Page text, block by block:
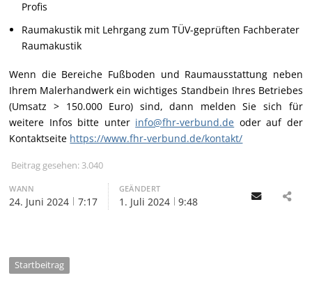
Profis
Raumakustik mit Lehrgang zum TÜV-geprüften Fachberater
Raumakustik
Wenn die Bereiche Fußboden und Raumausstattung neben
Ihrem Malerhandwerk ein wichtiges Standbein Ihres Betriebes
(Umsatz > 150.000 Euro) sind, dann melden Sie sich für
weitere Infos bitte unter info@fhr-verbund.de oder auf der
Kontaktseite https://www.fhr-verbund.de/kontakt/
Beitrag gesehen: 3.040
WANN
24. Juni 2024 7:17
GEÄNDERT
1. Juli 2024 9:48 Email
Startbeitrag